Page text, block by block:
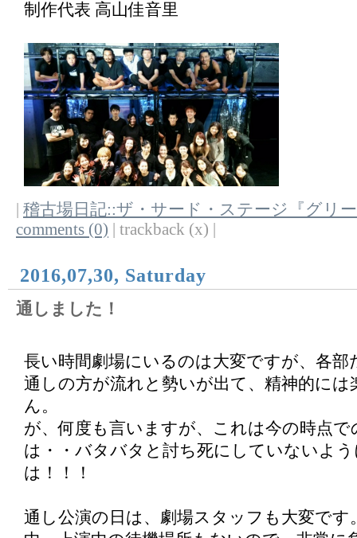
制作代表 高山佳音里
稽古場日記::ザ・サード・ステージ『グリ
comments (0) | trackback (x) |
2016,07,30, Saturday
通しました！
長い時間劇場にいるのは大変ですが、各
通しの方が流れと勢いが出て、精神的には
ん。
が、何度も言いますが、これは今の時点で
は・・バタバタと討ち死にしていないよ
は！！！
通し公演の日は、劇場スタッフも大変です